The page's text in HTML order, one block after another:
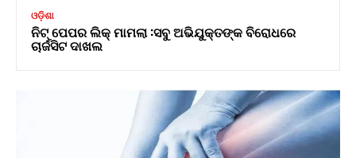
ଓଡ଼ିଶା
ନିଟ୍ ପେପର ଲିକ୍ ମାମଲା :ସବୁ ଅଭିଯୁକ୍ତଙ୍କ ବିରୋଧରେ
ଚାର୍ଜସିଟ ଦାଖଲ